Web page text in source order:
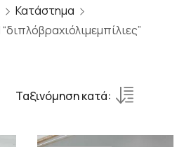
Κατάστημα
Ταξινόμηση κατά: